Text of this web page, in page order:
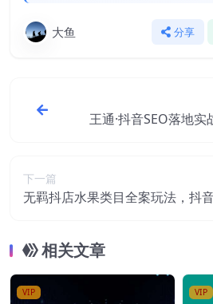
大鱼 分享
王通·抖音SEO落地
下一篇
无羁抖店水果类目全案玩法，抖
相关文章
VIP VIP